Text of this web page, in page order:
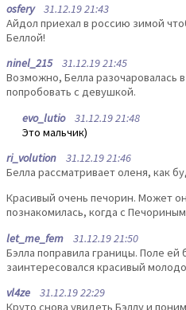
osfery31.12.19 21:43
Айдол приехал в россию зимой
Беллой!
ninel_21531.12.19 21:45
Возможно, Белла разочаровалась
попробовать с девушкой.
evo_lutio31.12.19 21:48
Это мальчик)
ri_volution 31.12.19 21:46
Белла рассматривает оленя, как
Красивый очень печорин. Может
познакомилась, когда с
let_me_fem 31.12.19 21:50
Бэлла поправила границы. Поле ей
заинтересовался красивый
vl4ze 31.12.19 22:29
Круто снова увидеть Бэллу и